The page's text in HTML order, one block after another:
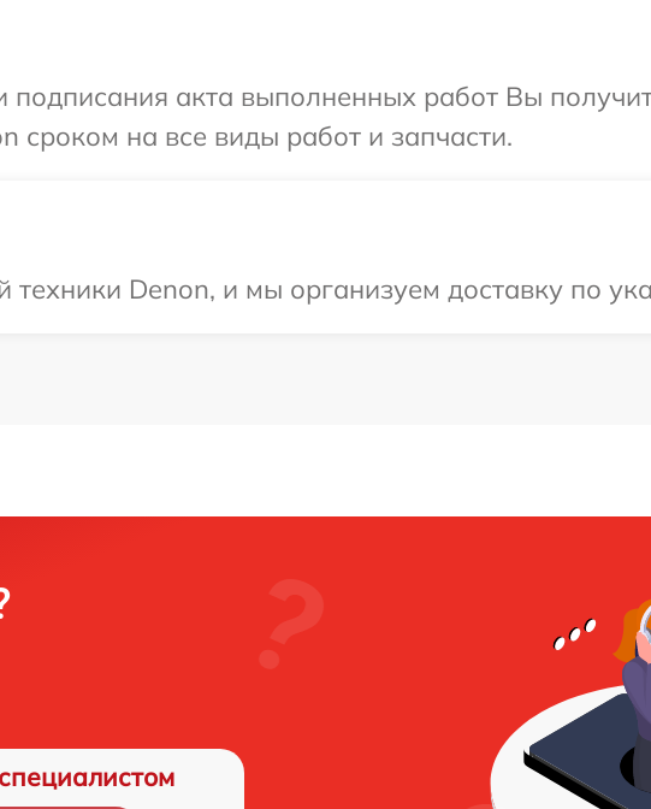
подписания акта выполненных работ Вы
сроком на все виды работ и запчасти.
Denon, и мы организуем доставку по